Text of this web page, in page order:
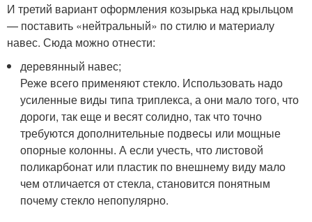
И третий вариант оформления козырька над крыльцом
— поставить «нейтральный» по стилю и материалу
навес. Сюда можно отнести:
деревянный навес;
Реже всего применяют стекло. Использовать надо
усиленные виды типа триплекса, а они мало того, что
дороги, так еще и весят солидно, так что точно
требуются дополнительные подвесы или мощные
опорные колонны. А если учесть, что листовой
поликарбонат или пластик по внешнему виду мало
чем отличается от стекла, становится понятным
почему стекло непопулярно.